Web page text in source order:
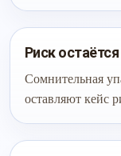
Риск остаётся
Сомнительная
оставляют кейс